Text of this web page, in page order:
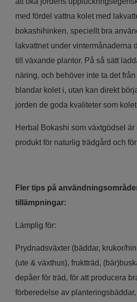
med fördel vattna kolet med
bokashihinken, speciellt bra
lakvattnet under vintermånaderna
till växande plantor. På så sätt
näring, och behöver inte ta det
blandar kolet i, utan kan direkt
jorden de goda kvaliteter som
Herbal Bokashi som växtgödsel
produkt för naturlig trädgård och
Fler tips på
tillämpningar:
Lämplig för:
Prydnadsväxter (bäddar, krukor/
(ute & växthus), fruktträd,
depåer för träd, för att producera
förberedelse av planteringsbäddar,